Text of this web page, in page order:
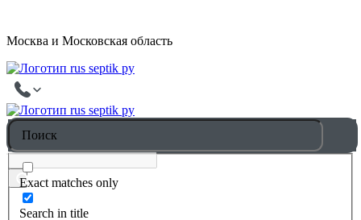
Москва и Московская область
Exact matches only
Search in title